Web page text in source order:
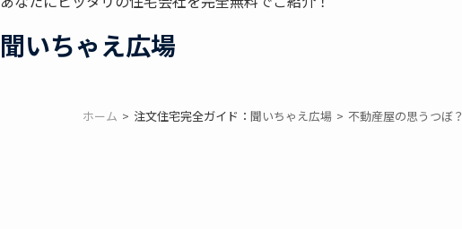
聞いちゃえ広場
ホーム 注文住宅完全ガイド： 聞いちゃえ広場 不動産屋の思うつぼ？